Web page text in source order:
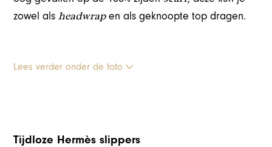
zowel alsheadwrapen als geknoopte top dragen.
Lees verder onder de foto
Tijdloze Hermès slippers